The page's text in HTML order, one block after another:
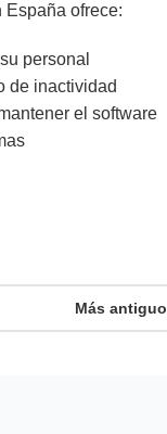
España ofrece:
personal
de inactividad
el software
Más antiguo